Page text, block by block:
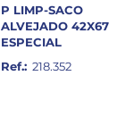
P LIMP-SACO
ALVEJADO 42X67
ESPECIAL
Ref.: 218.352